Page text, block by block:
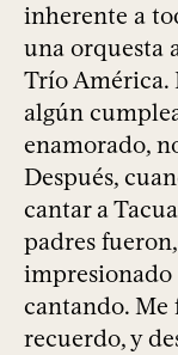
inherente a
una orquesta
Trío América.
algún
enamorado,
Después,
cantar a
padres
impresionado
cantando. Me
recuerdo, y